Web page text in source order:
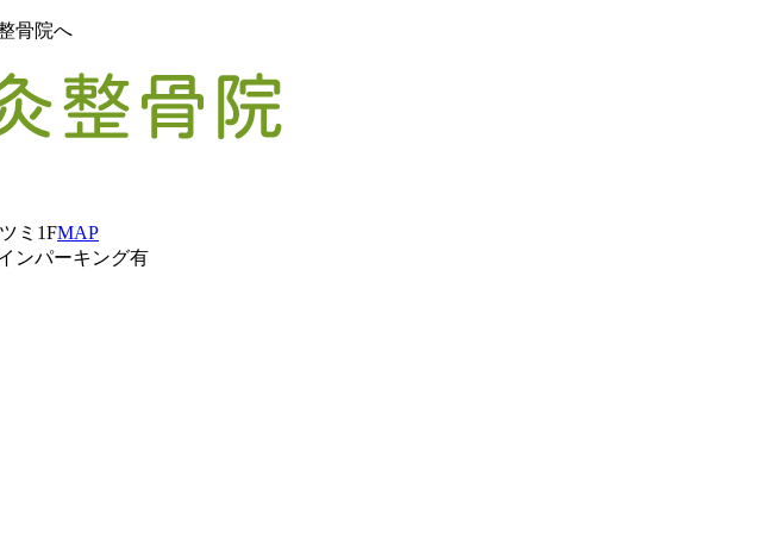
骨院へ
ミ1FMAP
ンパーキング有